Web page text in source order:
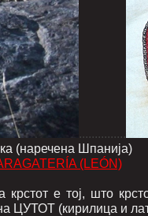
...............
(наречена
(LEÓN)
крстот е тој, што
ЦУТОТ (кирилица и